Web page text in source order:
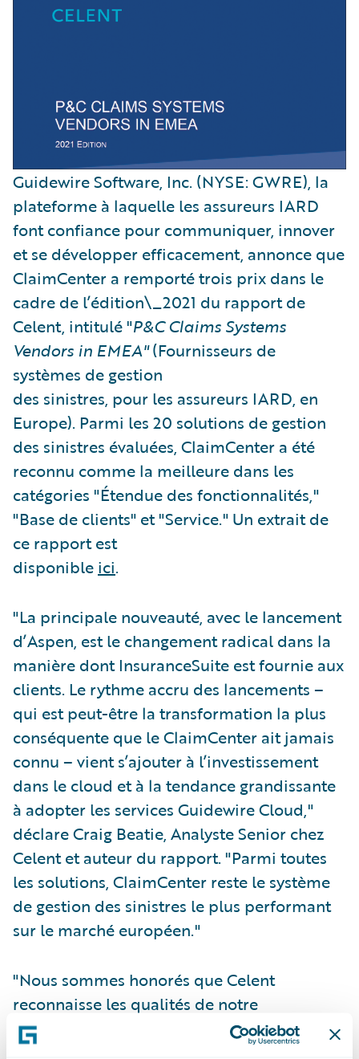
Guidewire Software, Inc. (NYSE: GWRE), la
plateforme à laquelle les assureurs IARD
font confiance pour communiquer, innover
et se développer efficacement, annonce que
ClaimCenter a remporté trois prix dans le
cadre de l’édition\_2021 du rapport de
Celent, intitulé "P&C Claims Systems
Vendors in EMEA"(Fournisseurs de
systèmes de gestion
des sinistres, pour les assureurs IARD, en
Europe). Parmi les 20 solutions de gestion
des sinistres évaluées, ClaimCenter a été
reconnu comme la meilleure dans les
catégories "Étendue des fonctionnalités,"
"Base de clients" et "Service." Un extrait de
ce rapport est
disponible ici.
"La principale nouveauté, avec le lancement
d’Aspen, est le changement radical dans la
manière dont InsuranceSuite est fournie aux
clients. Le rythme accru des lancements –
qui est peut-être la transformation la plus
conséquente que le ClaimCenter ait jamais
connu – vient s’ajouter à l’investissement
dans le cloud et à la tendance grandissante
à adopter les services Guidewire Cloud,"
déclare Craig Beatie, Analyste Senior chez
Celent et auteur du rapport. "Parmi toutes
les solutions, ClaimCenter reste le système
de gestion des sinistres le plus performant
sur le marché européen."
"Nous sommes honorés que Celent
reconnaisse les qualités de notre
plateforme," déclare Laurent Fontaine, Vice-
Président des ventes – EMEA, Guidewire